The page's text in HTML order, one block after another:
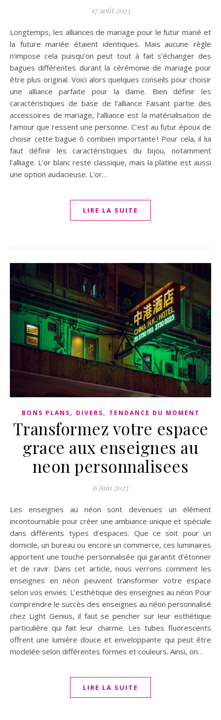
17 août 2023
Longtemps, les alliances de mariage pour le futur marié et
la future mariée étaient identiques. Mais aucune règle
n’impose cela puisqu’on peut tout à fait s’échanger des
bagues différentes durant la cérémonie de mariage pour
être plus original. Voici alors quelques conseils pour choisir
une alliance parfaite pour la dame. Bien définir les
caractéristiques de base de l’alliance Faisant partie des
accessoires de mariage, l’alliance est la matérialisation de
l’amour que ressent une personne. C’est au futur époux de
choisir cette bague ô combien importante ! Pour cela, il lui
faut définir les caractéristiques du bijou, notamment
l’alliage. L’or blanc reste classique, mais la platine est aussi
une option audacieuse. L’or…
LIRE LA SUITE
BONS PLANS, DIVERS, TENDANCE DU MOMENT
Transformez votre espace
grace aux enseignes au
neon personnalisees
6 juin 2023
Les enseignes au néon sont devenues un élément
incontournable pour créer une ambiance unique et spéciale
dans différents types d’espaces. Que ce soit pour un
domicile, un bureau ou encore un commerce, ces luminaires
apportent une touche personnalisée qui garantit d’étonner
et de ravir. Dans cet article, nous verrons comment les
enseignes en néon peuvent transformer votre espace
selon vos envies. L’esthétique des enseignes au néon Pour
comprendre le succès des enseignes au néon personnalisé
chez Light Genius, il faut se pencher sur leur esthétique
particulière qui fait leur charme. Les tubes fluorescents
offrent une lumière douce et enveloppante qui peut être
modelée selon différentes formes et couleurs. Ainsi, on…
LIRE LA SUITE